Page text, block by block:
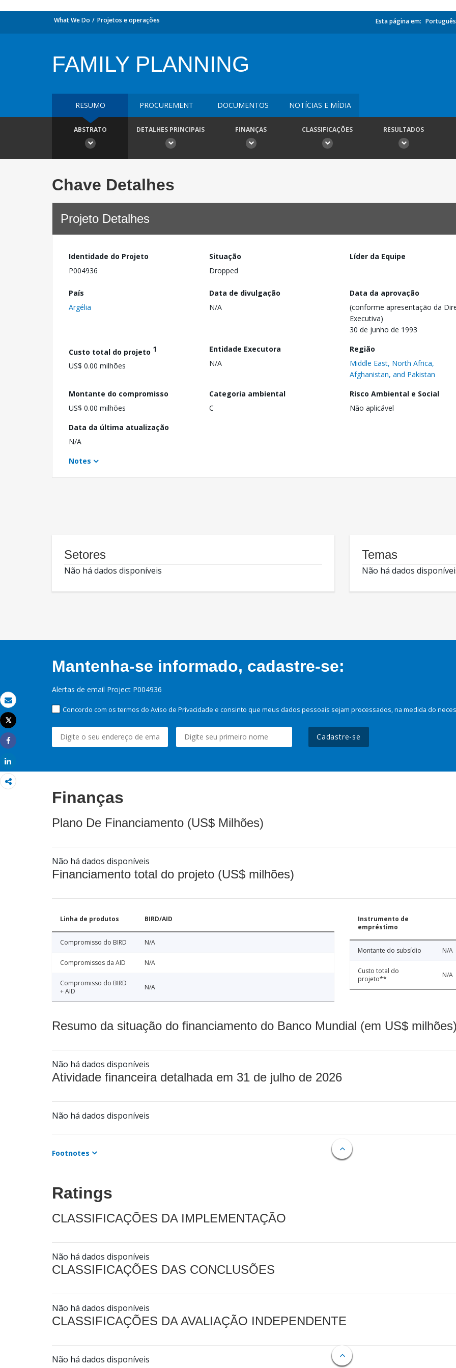
Email
Imprimir
Tweet
Share
What We Do Projetos e operações Esta página em: Português
FAMILY PLANNING
RESUMO PROCUREMENT DOCUMENTOS NOTÍCIAS E MÍDIA
ABSTRATO DETALHES PRINCIPAIS FINANÇAS CLASSIFICAÇÕES RESULTADOS
Chave Detalhes
Projeto Detalhes
Identidade do Projeto
P004936
Situação
Dropped
Líder da Equipe
País
Argélia
Data de divulgação
N/A
Data da aprovação
(conforme apresentação da
Executiva)
30 de junho de 1993
Custo total do projeto 1
US$ 0.00 milhões
Entidade Executora
N/A
Região
Middle East, North Africa,
Afghanistan, and Pakistan
Montante do compromisso
US$ 0.00 milhões
Categoria ambiental
C
Risco Ambiental e Social
Não aplicável
Data da última atualização
N/A
Notes
Setores
Não há dados disponíveis
Temas
Não há dados
Mantenha-se informado, cadastre-se:
Alertas de email Project P004936
Concordo com os termos do Aviso de Privacidade e consinto que meus dados pessoais sejam processados, na medida do
Cadastre-se
Finanças
Plano De Financiamento (US$ Milhões)
Não há dados disponíveis
Financiamento total do projeto (US$ milhões)
Linha de produtos BIRD/AID
Compromisso do BIRD N/A
Compromissos da AID N/A
Compromisso do BIRD
+ AID
N/A
Instrumento de
empréstimo
Montante do subsídio N/A
Custo total do
projeto**
N/A
Resumo da situação do financiamento do Banco Mundial (em US$
Não há dados disponíveis
Atividade financeira detalhada em 31 de julho de 2026
Não há dados disponíveis
Footnotes
Ratings
CLASSIFICAÇÕES DA IMPLEMENTAÇÃO
Não há dados disponíveis
CLASSIFICAÇÕES DAS CONCLUSÕES
Não há dados disponíveis
CLASSIFICAÇÕES DA AVALIAÇÃO INDEPENDENTE
Não há dados disponíveis